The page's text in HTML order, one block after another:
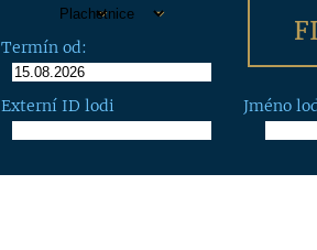
Termín od:
Externí ID lodi Jméno